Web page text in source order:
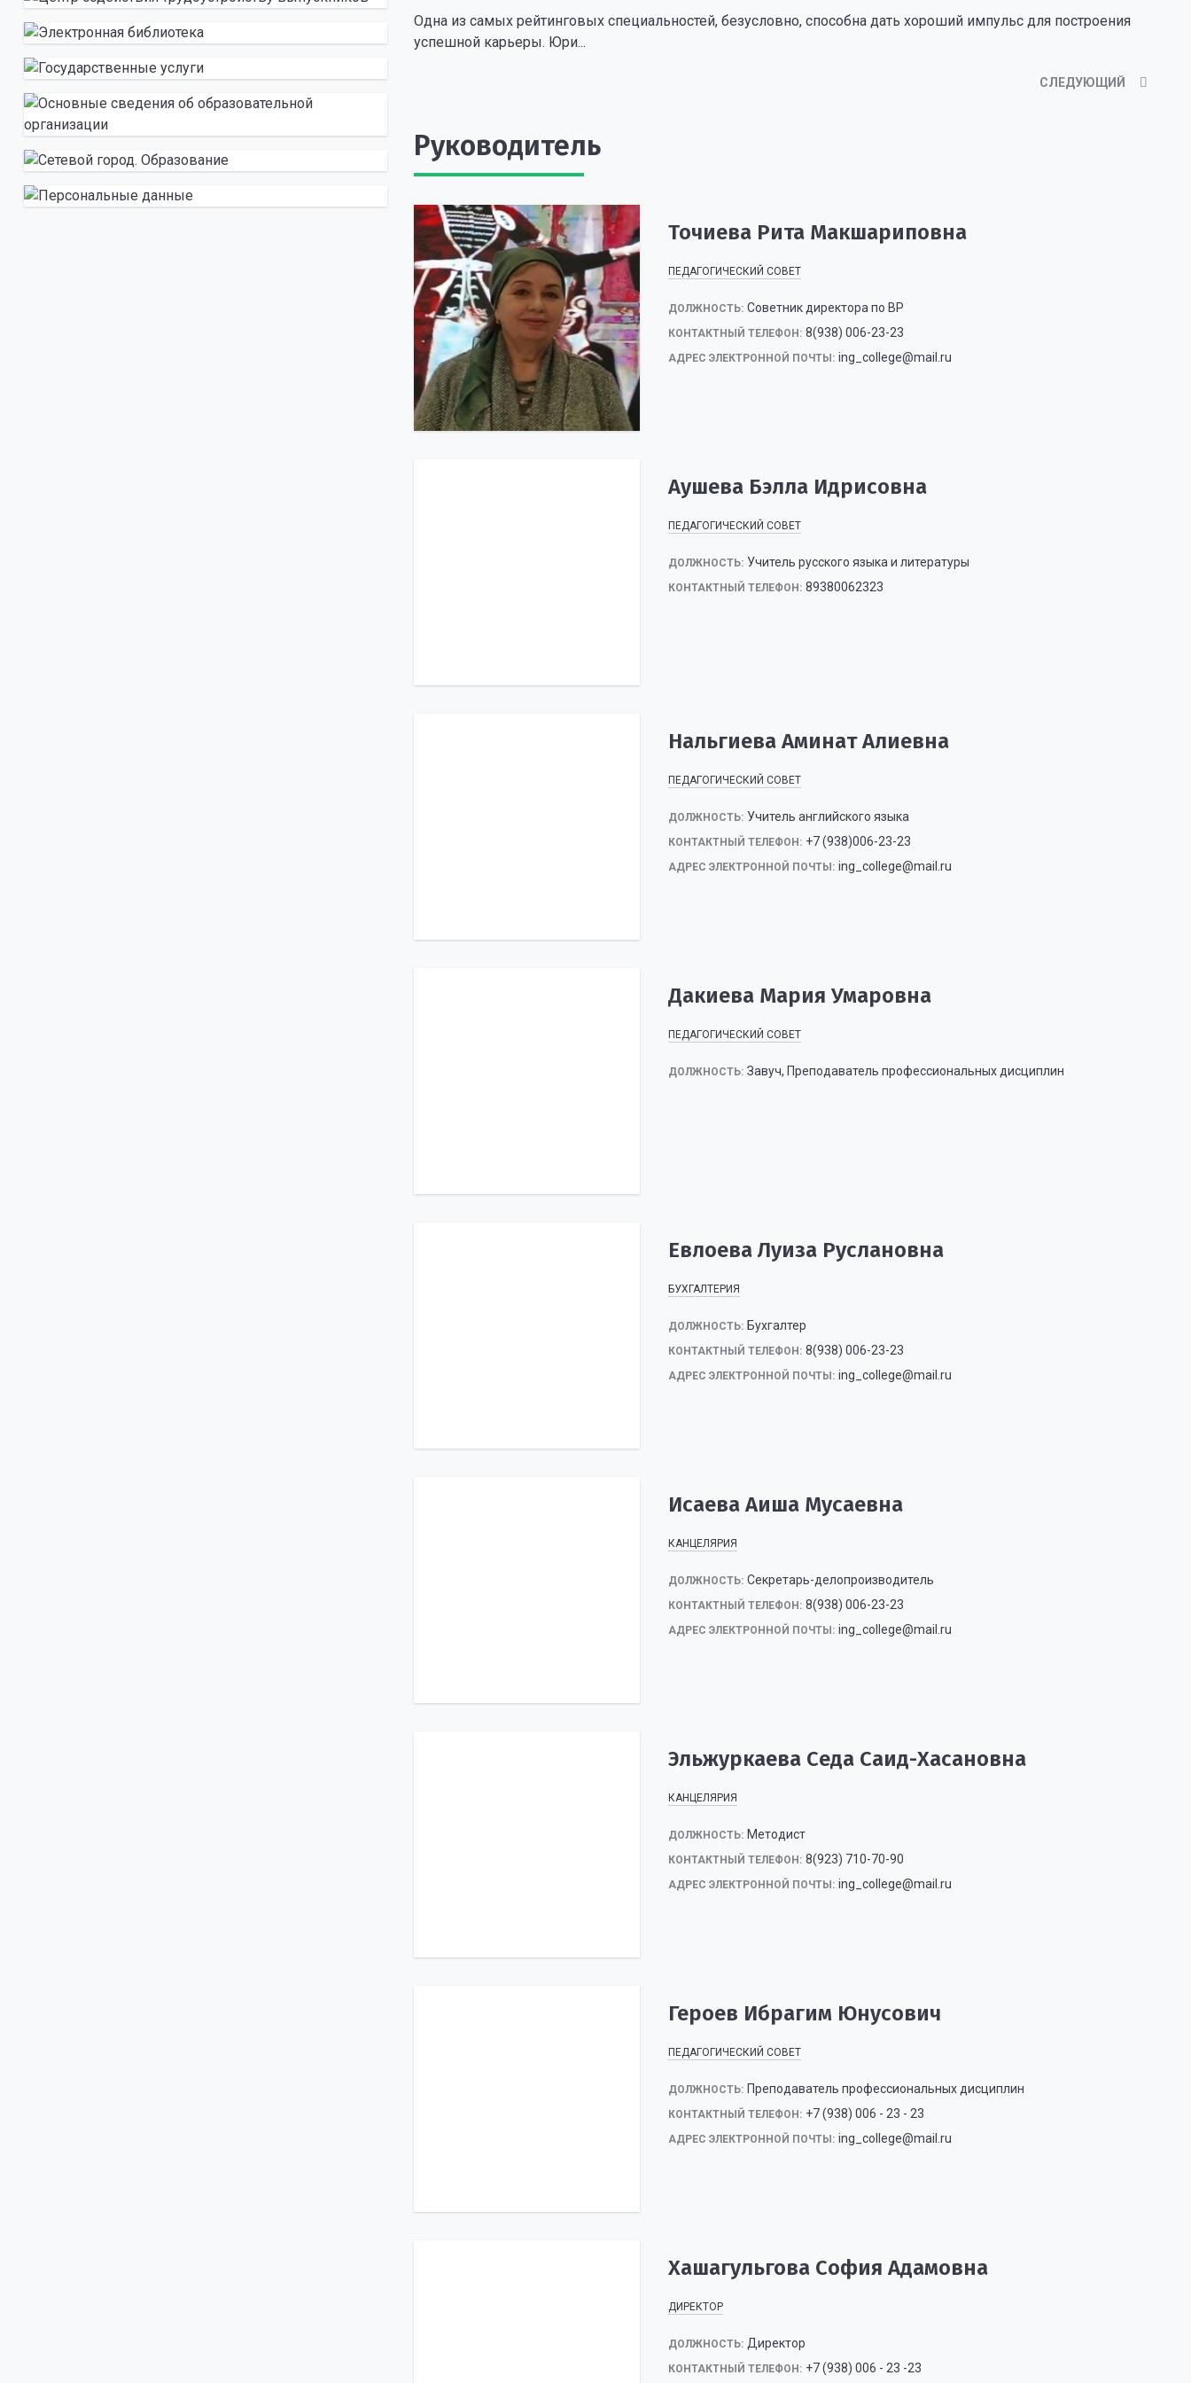
Одна из самых рейтинговых специальностей, безусловно, способна дать хороший импульс для построения
успешной карьеры. Юри...
СЛЕДУЮЩИЙ
Руководитель
Точиева Рита Макшариповна
ПЕДАГОГИЧЕСКИЙ СОВЕТ
ДОЛЖНОСТЬ: Советник директора по ВР
КОНТАКТНЫЙ ТЕЛЕФОН: 8(938) 006-23-23
АДРЕС ЭЛЕКТРОННОЙ ПОЧТЫ: ing_college@mail.ru
Аушева Бэлла Идрисовна
ПЕДАГОГИЧЕСКИЙ СОВЕТ
ДОЛЖНОСТЬ: Учитель русского языка и литературы
КОНТАКТНЫЙ ТЕЛЕФОН: 89380062323
Нальгиева Аминат Алиевна
ПЕДАГОГИЧЕСКИЙ СОВЕТ
ДОЛЖНОСТЬ: Учитель английского языка
КОНТАКТНЫЙ ТЕЛЕФОН: +7 (938)006-23-23
АДРЕС ЭЛЕКТРОННОЙ ПОЧТЫ: ing_college@mail.ru
Дакиева Мария Умаровна
ПЕДАГОГИЧЕСКИЙ СОВЕТ
ДОЛЖНОСТЬ: Завуч, Преподаватель профессиональных дисциплин
Евлоева Луиза Руслановна
БУХГАЛТЕРИЯ
ДОЛЖНОСТЬ: Бухгалтер
КОНТАКТНЫЙ ТЕЛЕФОН: 8(938) 006-23-23
АДРЕС ЭЛЕКТРОННОЙ ПОЧТЫ: ing_college@mail.ru
Исаева Аиша Мусаевна
КАНЦЕЛЯРИЯ
ДОЛЖНОСТЬ: Секретарь-делопроизводитель
КОНТАКТНЫЙ ТЕЛЕФОН: 8(938) 006-23-23
АДРЕС ЭЛЕКТРОННОЙ ПОЧТЫ: ing_college@mail.ru
Эльжуркаева Седа Саид-Хасановна
КАНЦЕЛЯРИЯ
ДОЛЖНОСТЬ: Методист
КОНТАКТНЫЙ ТЕЛЕФОН: 8(923) 710-70-90
АДРЕС ЭЛЕКТРОННОЙ ПОЧТЫ: ing_college@mail.ru
Героев Ибрагим Юнусович
ПЕДАГОГИЧЕСКИЙ СОВЕТ
ДОЛЖНОСТЬ: Преподаватель профессиональных дисциплин
КОНТАКТНЫЙ ТЕЛЕФОН: +7 (938) 006 - 23 - 23
АДРЕС ЭЛЕКТРОННОЙ ПОЧТЫ: ing_college@mail.ru
Хашагульгова София Адамовна
ДИРЕКТОР
ДОЛЖНОСТЬ: Директор
КОНТАКТНЫЙ ТЕЛЕФОН: +7 (938) 006 - 23 -23